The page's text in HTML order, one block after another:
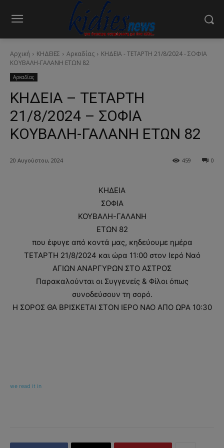
Αρχική ΚΗΔΕΙΕΣ Αρκαδίας
ΚΗΔΕΙΑ - ΤΕΤΑΡΤΗ 21/8/2024 - ΣΟΦΙΑ
ΚΟΥΒΑΛΗ-ΓΑΛΑΝΗ ΕΤΩΝ 82
Αρκαδίας
ΚΗΔΕΙΑ – ΤΕΤΑΡΤΗ
21/8/2024 – ΣΟΦΙΑ
ΚΟΥΒΑΛΗ-ΓΑΛΑΝΗ ΕΤΩΝ 82
20 Αυγούστου, 2024 0
459
ΚΗΔΕΙΑ
ΣΟΦΙΑ
ΚΟΥΒΑΛΗ-ΓΑΛΑΝΗ
ΕΤΩΝ 82
που έφυγε από κοντά μας, κηδεύουμε ημέρα
ΤΕΤΑΡΤΗ 21/8/2024 και ώρα 11:00 στον Ιερό Ναό
ΑΓΙΩΝ ΑΝΑΡΓΥΡΩΝ ΣΤΟ ΑΣΤΡΟΣ
Παρακαλούνται οι Συγγενείς & Φίλοι όπως
συνοδεύσουν τη σορό.
Η ΣΟΡΟΣ ΘΑ ΒΡΙΣΚΕΤΑΙ ΣΤΟΝ ΙΕΡΟ ΝΑΟ ΑΠΟ ΩΡΑ 10:30
we read it in